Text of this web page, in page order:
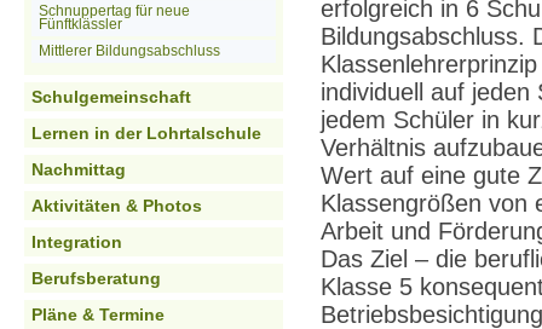
Schnuppertag für neue
Fünftklässler
Mittlerer Bildungsabschluss
Schulgemeinschaft
Lernen in der Lohrtalschule
Nachmittag
Aktivitäten & Photos
Integration
Berufsberatung
Pläne & Termine
erfolgreich in 6
Bildungsabschluss.
individuell auf jeden
jedem Schüler in
Verhältnis
Wert auf eine gute
Klassengrößen von
Arbeit und
Das Ziel – die
Klasse 5